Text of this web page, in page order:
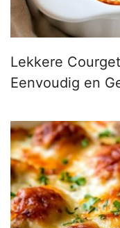
Lekkere
Eenvoudig en